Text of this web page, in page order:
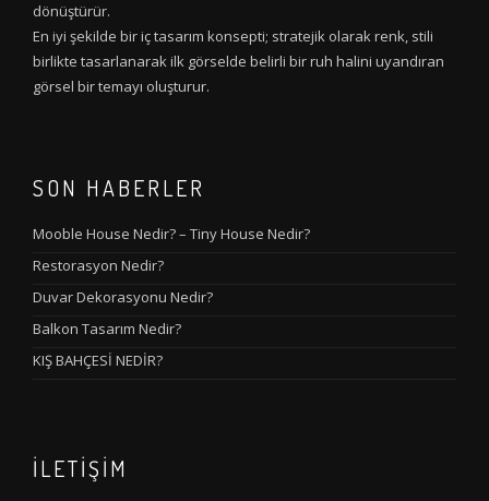
dönüştürür.
En iyi şekilde bir iç tasarım konsepti; stratejik olarak renk, stili
birlikte tasarlanarak ilk görselde belirli bir ruh halini uyandıran
görsel bir temayı oluşturur.
SON HABERLER
Mooble House Nedir? – Tiny House Nedir?
Restorasyon Nedir?
Duvar Dekorasyonu Nedir?
Balkon Tasarım Nedir?
KIŞ BAHÇESİ NEDİR?
İLETIŞIM